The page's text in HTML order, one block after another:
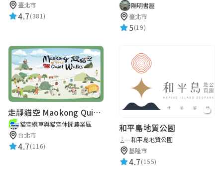
臺北市
4.7(381)
陽明書屋
臺北市
5(19)
走靜貓空 Maokong Quiet Walks
貓空纜車與貓空休閒農業區
台北市
4.7(116)
和平島地質公園
和平島地質公園
基隆市
4.7(155)